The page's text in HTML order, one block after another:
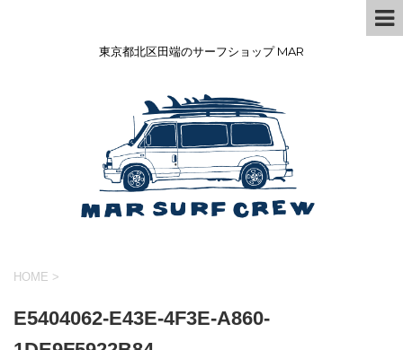
東京都北区田端のサーフショップ MAR
HOME >
E5404062-E43E-4F3E-A860-